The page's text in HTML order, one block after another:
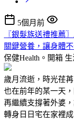
5個月前
〖銀髮族送禮推薦
關鍵營養，讓身體
保健Health。開箱
歲月流逝，時光荏
也在前年的某一天
再繼續支撐著外婆
轉身日日宅在家裡